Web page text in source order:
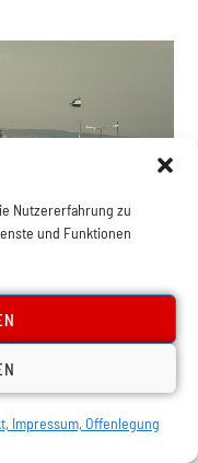
Nutzererfahrung zu
und Funktionen
Impressum, Offenlegung
und der